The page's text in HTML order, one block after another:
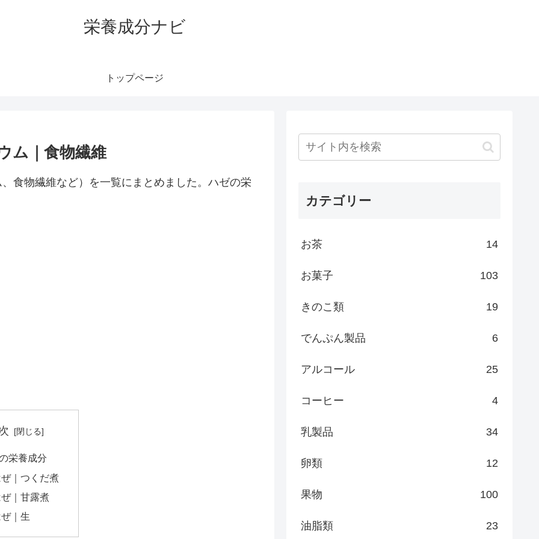
栄養成分ナビ
トップページ
ム｜食物繊維
食物繊維など）を一覧にまとめました。ハゼの栄
栄養成分
｜つくだ煮
｜甘露煮
｜生
カテゴリー
お茶 14
お菓子 103
きのこ類 19
でんぷん製品 6
アルコール 25
コーヒー 4
乳製品 34
卵類 12
果物 100
油脂類 23